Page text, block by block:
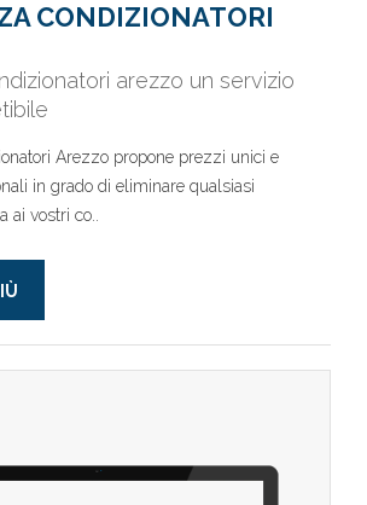
CONDIZIONATORI
arezzo un servizio
Arezzo propone prezzi unici e
in grado di eliminare qualsiasi
ai vostri co..